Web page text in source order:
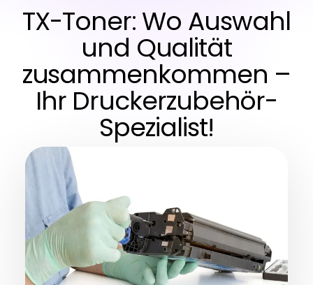
TX-Toner: Wo Auswahl
und Qualität
zusammenkommen –
Ihr Druckerzubehör-
Spezialist!